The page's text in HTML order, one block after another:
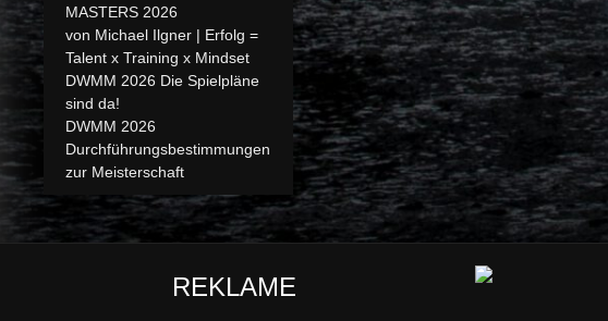
MASTERS 2026
von Michael Ilgner | Erfolg =
Talent x Training x Mindset
DWMM 2026 Die Spielpläne
sind da!
DWMM 2026
Durchführungsbestimmungen
zur Meisterschaft
REKLAME